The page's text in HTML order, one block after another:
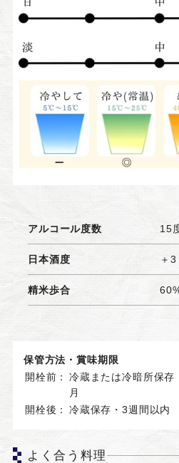
アルコール度数 15
日本酒度 ＋3
精米歩合
保管方法・賞味期限
開栓前：
冷蔵または冷暗所保存
月
開栓後：
冷蔵保存・3週間以内
よく合う料理